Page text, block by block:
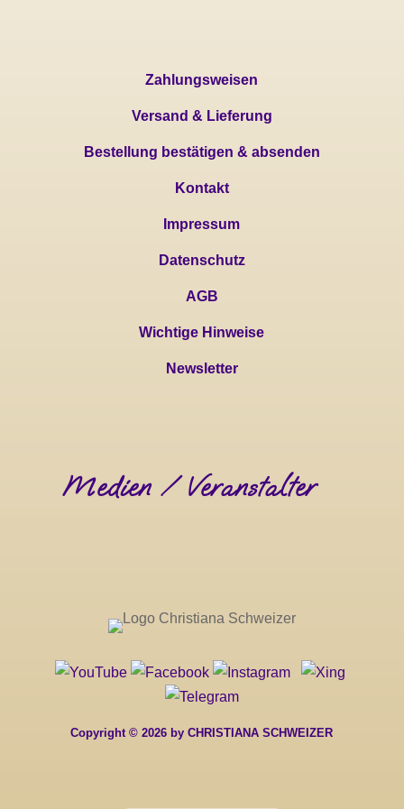
Zahlungsweisen
Versand & Lieferung
Bestellung bestätigen & absenden
Kontakt
Impressum
Datenschutz
AGB
Wichtige Hinweise
Newsletter
Medien / Veranstalter
Copyright © 2026 by CHRISTIANA SCHWEIZER